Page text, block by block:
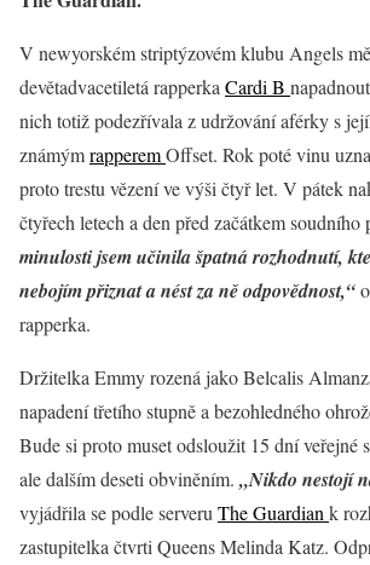
V newyorském striptýzovém klubu Angels
devětadvacetiletá rapperka Cardi B
nich totiž podezřívala z udržování aférky s
známýmrapperemOffset. Rok poté vinu
proto trestu vězení ve výši čtyř let. V pátek
čtyřech letech a den před začátkem soudního
minulosti jsem učinila špatná rozhodnutí,
nebojím přiznat a nést za ně odpovědnost,“
rapperka.
Držitelka Emmy rozená jako Belcalis
napadení třetího stupně a bezohledného
Bude si proto muset odsloužit 15 dní veřejné
ale dalším deseti obviněním. „Nikdo nestojí
vyjádřila se podle serveru The Guardian k
zastupitelka čtvrti Queens Melinda Katz.